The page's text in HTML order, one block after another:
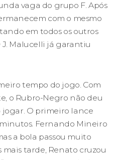
vaga do grupo F. Após
com o mesmo
em todos os outros
Malucelli já garantiu
tempo do jogo. Com
o Rubro-Negro não deu
jogar. O primeiro lance
Fernando Mineiro
a bola passou muito
tarde, Renato cruzou